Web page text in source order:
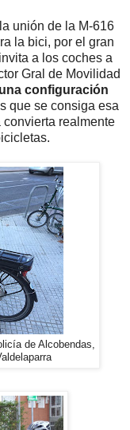
unión de la M-616
la bici, por el gran
a los coches a
Gral de Movilidad
configuración
que se consiga esa
realmente
de Alcobendas,